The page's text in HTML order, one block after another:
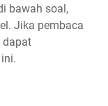
bawah soal,
Jika pembaca
dapat